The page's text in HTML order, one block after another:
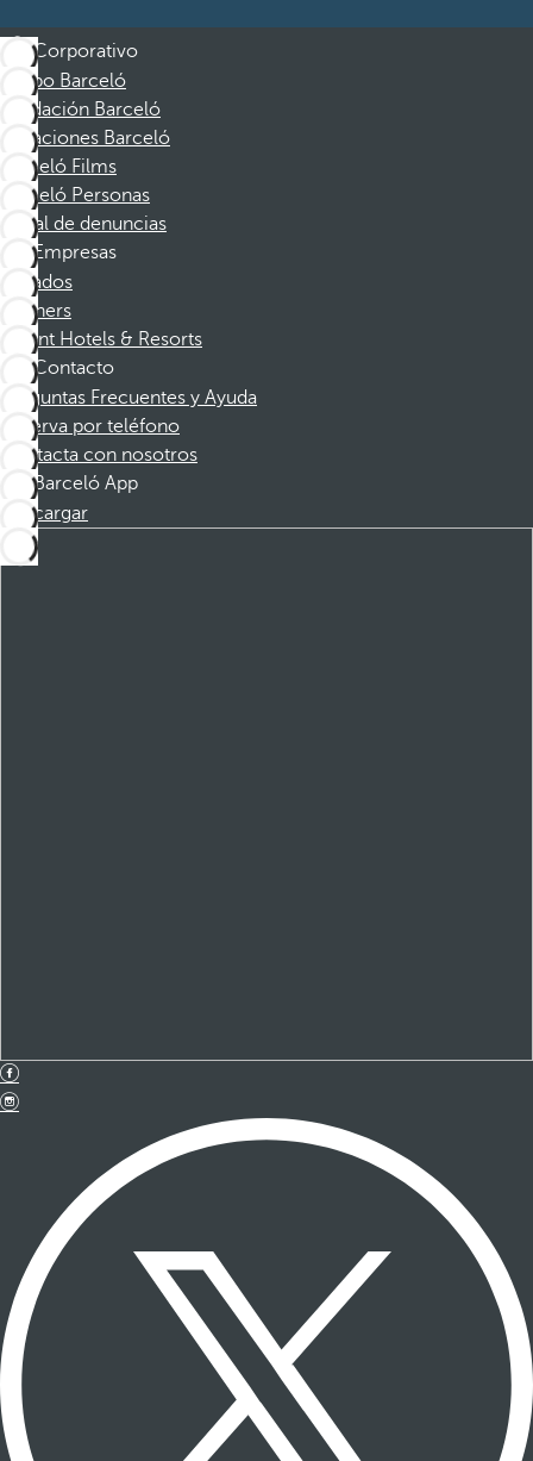
Corporativo
Grupo Barceló
Fundación Barceló
Vacaciones Barceló
Barceló Films
Barceló Personas
Canal de denuncias
Empresas
Afiliados
Partners
Dorint Hotels & Resorts
Contacto
Preguntas Frecuentes y Ayuda
Reserva por teléfono
Contacta con nosotros
Barceló App
Descargar